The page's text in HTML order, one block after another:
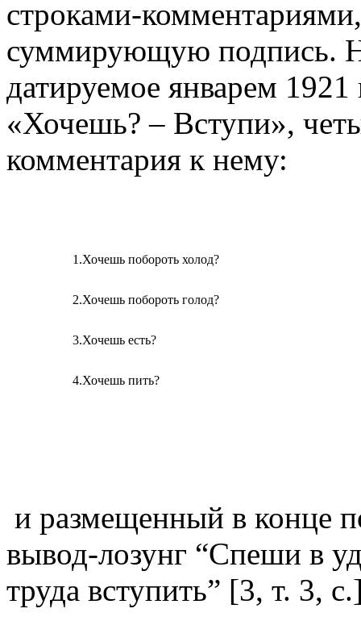
строками-
суммирующую подпись.
датируемое январем 1921
«Хочешь? – Вступи»,
комментария к нему:
1.Хочешь побороть холод?
2.Хочешь побороть голод?
3.Хочешь есть?
4.Хочешь пить?
и размещенный в конце
вывод-лозунг “Спеши в
труда вступить” [3, т. 3,